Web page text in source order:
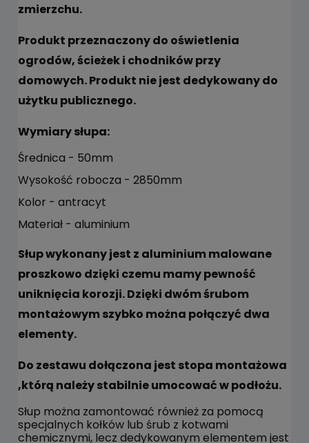
zmierzchu.
Produkt przeznaczony do oświetlenia
ogrodów, ścieżek i chodników przy
domowych. Produkt nie jest dedykowany do
użytku publicznego.
Wymiary słupa:
Średnica - 50mm
Wysokość robocza - 2850mm
Kolor - antracyt
Materiał - aluminium
Słup wykonany jest z aluminium malowane
proszkowo dzięki czemu mamy pewność
uniknięcia korozji. Dzięki dwóm śrubom
montażowym szybko można połączyć dwa
elementy.
Do zestawu dołączona jest stopa montażowa
,którą należy stabilnie umocować w podłożu.
Słup można zamontować również za pomocą
specjalnych kołków lub śrub z kotwami
chemicznymi, lecz dedykowanym elementem jest